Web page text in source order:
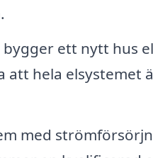
bygger ett nytt hus
hela elsystemet
med